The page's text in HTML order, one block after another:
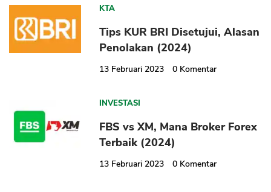
KTA
Tips KUR BRI Disetujui, Alasan
Penolakan (2024)
13 Februari 2023 0 Komentar
INVESTASI
FBS vs XM, Mana Broker Forex
Terbaik (2024)
13 Februari 2023 0 Komentar